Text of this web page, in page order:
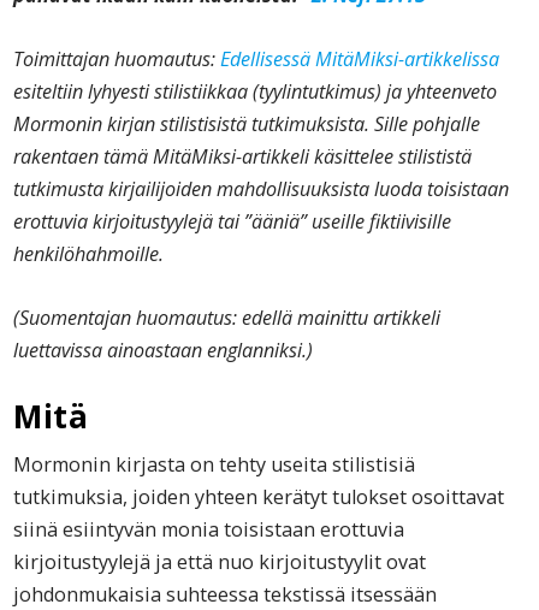
Toimittajan huomautus:Edellisessä MitäMiksi-artikkelissa
esiteltiin lyhyesti stilistiikkaa (tyylintutkimus) ja yhteenveto
Mormonin kirjan stilistisistä tutkimuksista. Sille pohjalle
rakentaen tämä MitäMiksi-artikkeli käsittelee stilististä
tutkimusta kirjailijoiden mahdollisuuksista luoda toisistaan
erottuvia kirjoitustyylejä tai ”ääniä” useille fiktiivisille
henkilöhahmoille.
(Suomentajan huomautus: edellä mainittu artikkeli
luettavissa ainoastaan englanniksi.)
Mitä
Mormonin kirjasta on tehty useita stilistisiä
tutkimuksia, joiden yhteen kerätyt tulokset osoittavat
siinä esiintyvän monia toisistaan erottuvia
kirjoitustyylejä ja että nuo kirjoitustyylit ovat
johdonmukaisia suhteessa tekstissä itsessään